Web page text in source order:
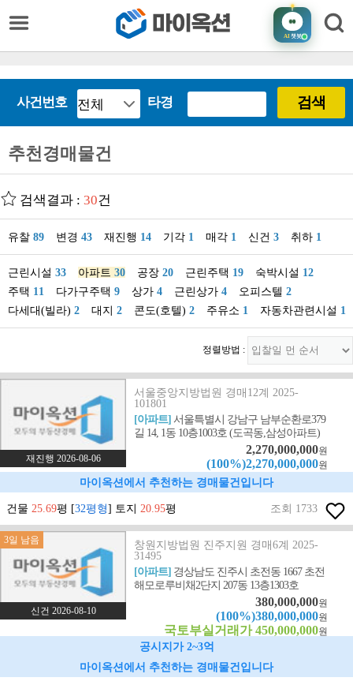
AI챗봇
사건번호 타경 검색
추천경매물건
검색결과 : 30건
유찰 89 변경 43 재진행 14 기각 1 매각 1 신건 3 취하 1
근린시설 33 아파트 30 공장 20 근린주택 19 숙박시설 12
주택 11 다가구주택 9 상가 4 근린상가 4 오피스텔 2
다세대(빌라) 2 대지 2 콘도(호텔) 2 주유소 1 자동차관련시설 1
정렬방법 :
재진행 2026-08-06
서울중앙지방법원 경매12계 2025-
101801
[아파트]서울특별시 강남구 남부순환로379
길 14, 1동 10층1003호 (도곡동,삼성아파트)
2,270,000,000원
(100%)2,270,000,000원
마이옥션에서 추천하는 경매물건입니다
건물 25.69평 [32평형] 토지 20.95평 조회 1733
3일 남음
신건 2026-08-10
창원지방법원 진주지원 경매6계 2025-
31495
[아파트] 경상남도 진주시 초전동 1667 초전
해모로루비채2단지 207동 13층1303호
380,000,000원
(100%)380,000,000원
국토부실거래가 450,000,000원
공시지가 2~3억
마이옥션에서 추천하는 경매물건입니다